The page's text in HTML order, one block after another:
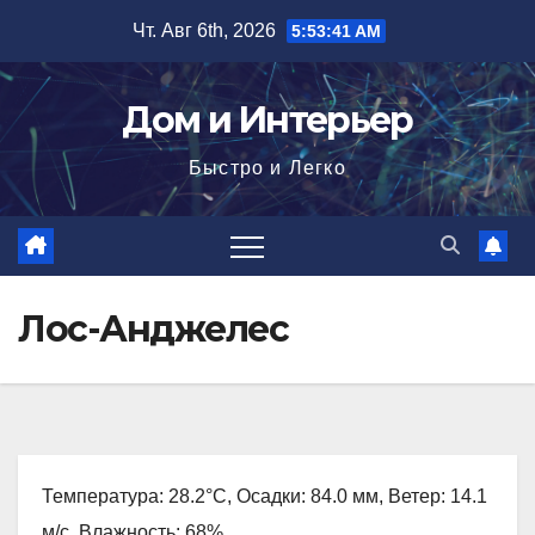
содержимому
Чт. Авг 6th, 2026 5:53:43 AM
Дом и Интерьер
Быстро и Легко
Лос-Анджелес
Температура: 28.2°C, Осадки: 84.0 мм, Ветер: 14.1